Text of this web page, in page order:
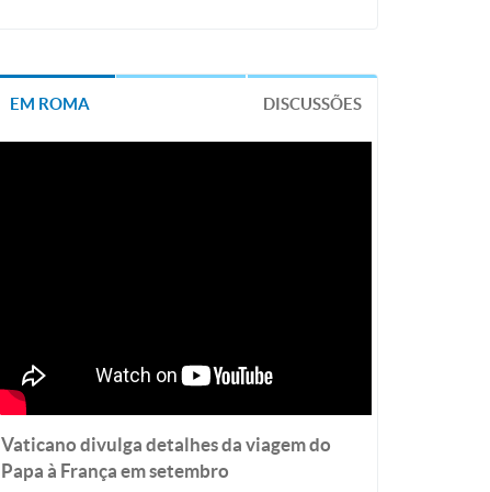
EM ROMA DISCUSSÕES
Vaticano divulga detalhes da viagem do
Papa à França em setembro